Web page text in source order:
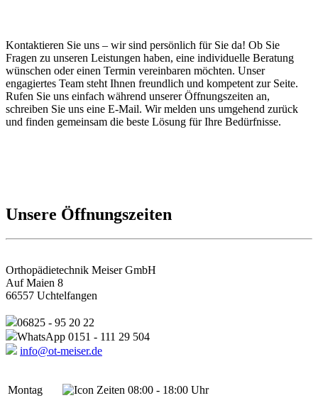
Kontaktieren Sie uns – wir sind persönlich für Sie da! Ob Sie
Fragen zu unseren Leistungen haben, eine individuelle Beratung
wünschen oder einen Termin vereinbaren möchten. Unser
engagiertes Team steht Ihnen freundlich und kompetent zur Seite.
Rufen Sie uns einfach während unserer Öffnungszeiten an,
schreiben Sie uns eine E-Mail. Wir melden uns umgehend zurück
und finden gemeinsam die beste Lösung für Ihre Bedürfnisse.
Unsere Öffnungszeiten
Orthopädietechnik Meiser GmbH
Auf Maien 8
66557 Uchtelfangen
06825 - 95 20 22
WhatsApp 0151 - 111 29 504
info@ot-meiser.de
Montag
08:00 - 18:00 Uhr